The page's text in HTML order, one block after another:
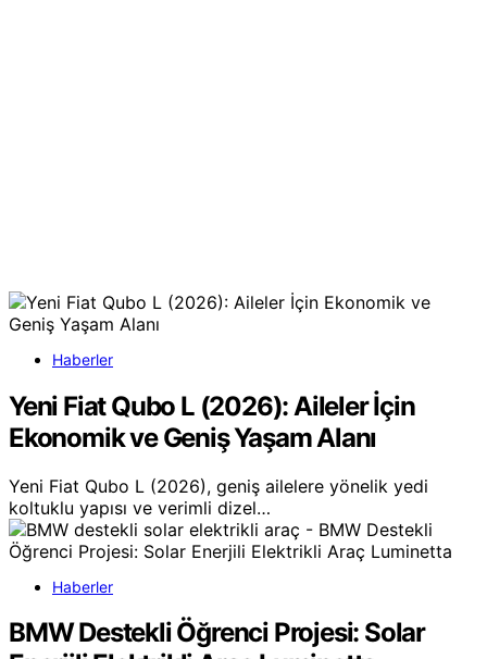
Haberler
Yeni Fiat Qubo L (2026): Aileler İçin
Ekonomik ve Geniş Yaşam Alanı
Yeni Fiat Qubo L (2026), geniş ailelere yönelik yedi
koltuklu yapısı ve verimli dizel…
Haberler
BMW Destekli Öğrenci Projesi: Solar